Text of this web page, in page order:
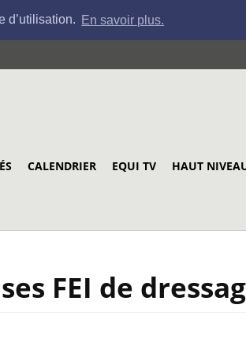
d’utilisation. En savoir plus.
CALENDRIER EQUI TV HAUT
FEI de